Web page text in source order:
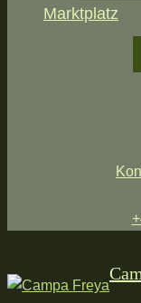
Marktplatz